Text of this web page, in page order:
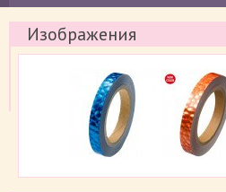
Изображения